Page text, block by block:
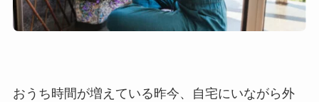
おうち時間が増えている昨今、自宅にいながら外